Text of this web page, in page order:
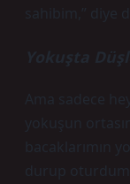
sahibim,” diye
Yokuşta
Ama sadece
yokuşun
bacaklarımın
durup